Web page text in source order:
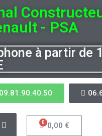
- PSA
à partir de
09.81.90.40.50
0,00 €